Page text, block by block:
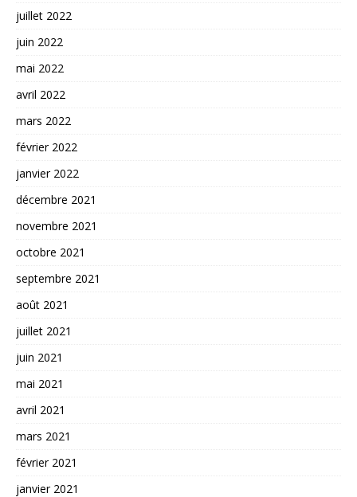
juillet 2022
juin 2022
mai 2022
avril 2022
mars 2022
février 2022
janvier 2022
décembre 2021
novembre 2021
octobre 2021
septembre 2021
août 2021
juillet 2021
juin 2021
mai 2021
avril 2021
mars 2021
février 2021
janvier 2021